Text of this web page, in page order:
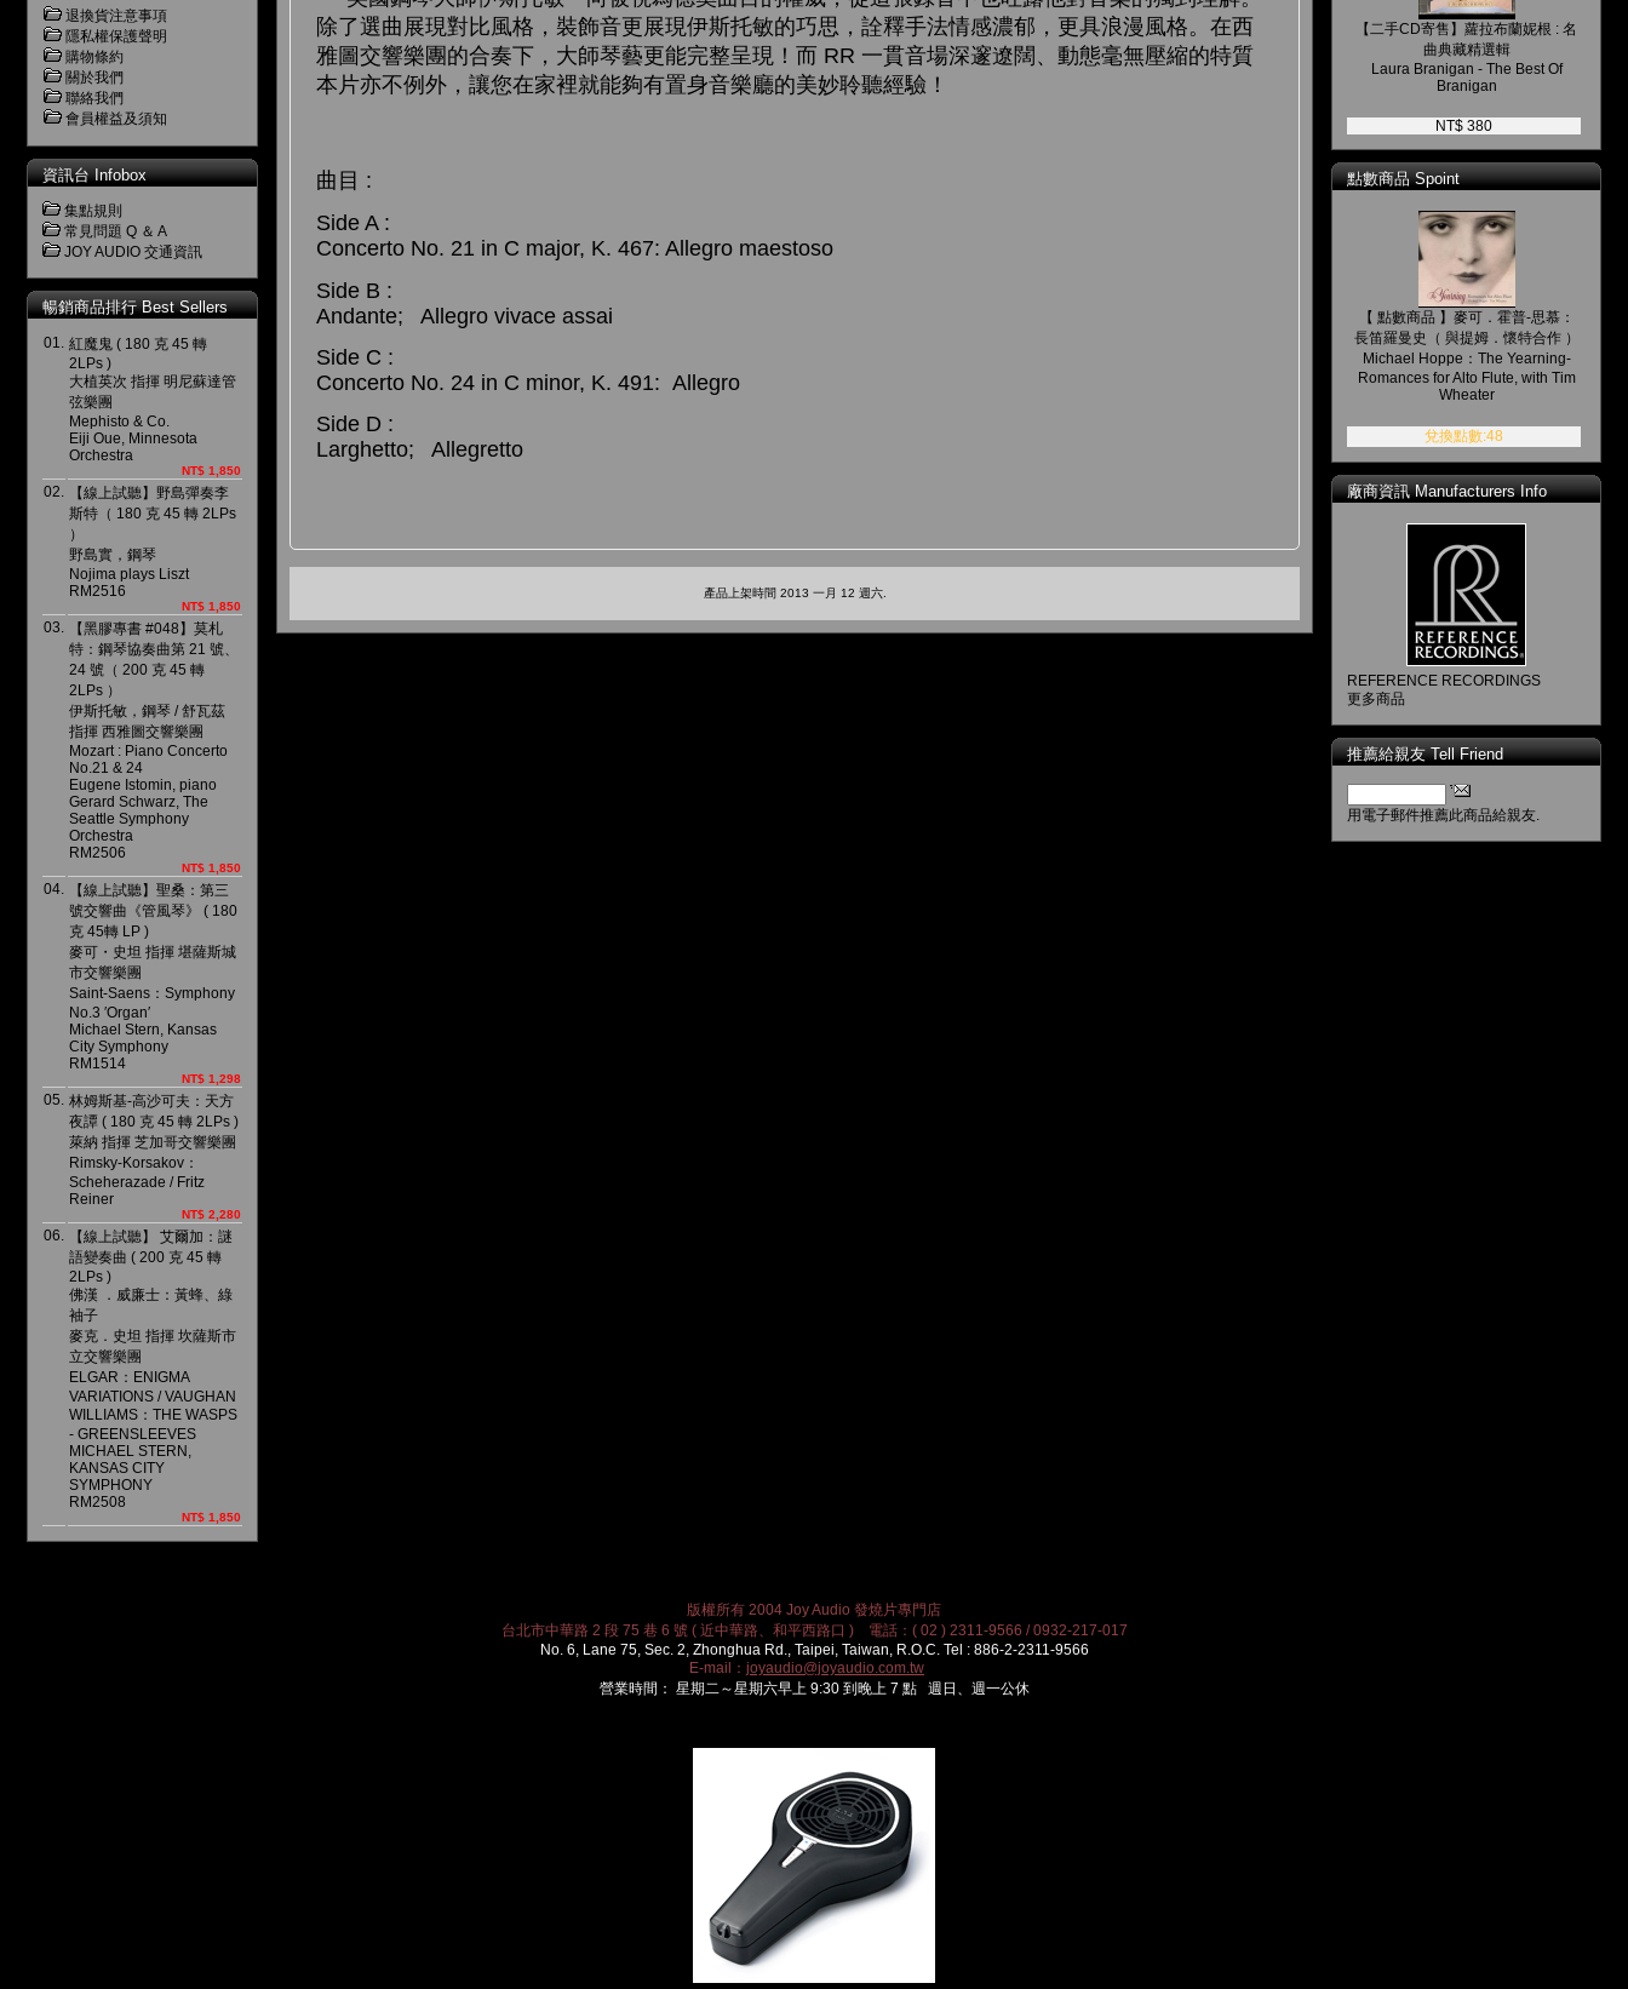
退換貨注意事項
隱私權保護聲明
購物條約
關於我們
聯絡我們
會員權益及須知
資訊台 Infobox
集點規則
常見問題 Q ＆ A
JOY AUDIO 交通資訊
暢銷商品排行 Best Sellers
01. 紅魔鬼 ( 180 克 45 轉
2LPs )
大植英次 指揮 明尼蘇達管
弦樂團
Mephisto & Co.
Eiji Oue, Minnesota
Orchestra
NT$ 1,850
02.
【線上試聽】野島彈奏李
斯特（ 180 克 45 轉 2LPs
）
野島實，鋼琴
Nojima plays Liszt
RM2516
NT$ 1,850
03.
【黑膠專書 #048】莫札
特：鋼琴協奏曲第 21 號、
24 號（ 200 克 45 轉
2LPs ）
伊斯托敏，鋼琴 / 舒瓦茲
指揮 西雅圖交響樂團
Mozart : Piano Concerto
No.21 & 24
Eugene Istomin, piano
Gerard Schwarz, The
Seattle Symphony
Orchestra
RM2506
NT$ 1,850
04.
【線上試聽】聖桑：第三
號交響曲《管風琴》 ( 180
克 45轉 LP )
麥可・史坦 指揮 堪薩斯城
市交響樂團
Saint-Saens：Symphony
No.3 ′Organ′
Michael Stern, Kansas
City Symphony
RM1514
NT$ 1,298
05. 林姆斯基-高沙可夫：天方
夜譚 ( 180 克 45 轉 2LPs )
萊納 指揮 芝加哥交響樂團
Rimsky-Korsakov：
Scheherazade / Fritz
Reiner
NT$ 2,280
06.
【線上試聽】 艾爾加：謎
語變奏曲 ( 200 克 45 轉
2LPs )
佛漢 ．威廉士：黃蜂、綠
袖子
麥克．史坦 指揮 坎薩斯市
立交響樂團
ELGAR：ENIGMA
VARIATIONS / VAUGHAN
WILLIAMS：THE WASPS
- GREENSLEEVES
MICHAEL STERN,
KANSAS CITY
SYMPHONY
RM2508
NT$ 1,850
除了選曲展現對比風格，裝飾音更展現伊斯托敏的巧思，詮釋手法情感濃郁，更具浪漫風格。在西
雅圖交響樂團的合奏下，大師琴藝更能完整呈現！而 RR 一貫音場深邃遼闊、動態毫無壓縮的特質
本片亦不例外，讓您在家裡就能夠有置身音樂廳的美妙聆聽經驗！
曲目 :
Side A :
Concerto No. 21 in C major, K. 467: Allegro maestoso
Side B :
Andante; Allegro vivace assai
Side C :
Concerto No. 24 in C minor, K. 491: Allegro
Side D :
Larghetto; Allegretto
產品上架時間 2013 一月 12 週六.
【二手CD寄售】蘿拉布蘭妮根 : 名
曲典藏精選輯
Laura Branigan - The Best Of
Branigan
NT$ 380
點數商品 Spoint
【 點數商品 】麥可．霍普-思慕：
長笛羅曼史（ 與提姆．懷特合作 ）
Michael Hoppe：The Yearning-
Romances for Alto Flute, with Tim
Wheater
兌換點數:48
廠商資訊 Manufacturers Info
REFERENCE RECORDINGS
更多商品
推薦給親友 Tell Friend
用電子郵件推薦此商品給親友.
版權所有 2004 Joy Audio 發燒片專門店
台北市中華路 2 段 75 巷 6 號 ( 近中華路、和平西路口 ) 電話：( 02 ) 2311-9566 / 0932-217-017
No. 6, Lane 75, Sec. 2, Zhonghua Rd., Taipei, Taiwan, R.O.C. Tel : 886-2-2311-9566
E-mail： joyaudio@joyaudio.com.tw
營業時間： 星期二～星期六早上 9:30 到晚上 7 點 週日、週一公休